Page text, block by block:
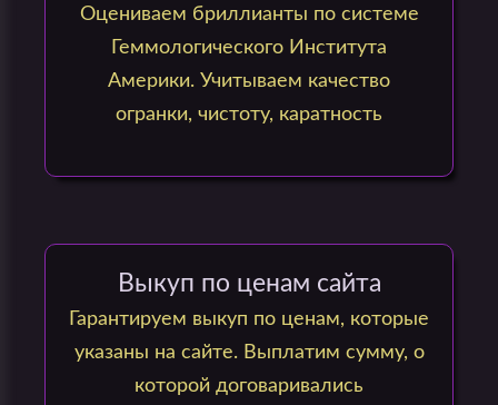
Оцениваем бриллианты по системе
Геммологического Института
Америки. Учитываем качество
огранки, чистоту, каратность
Выкуп по ценам сайта
Гарантируем выкуп по ценам, которые
указаны на сайте. Выплатим сумму, о
которой договаривались